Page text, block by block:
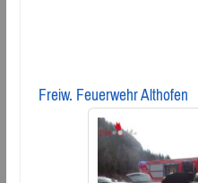
Freiw. Feuerwehr Althofen